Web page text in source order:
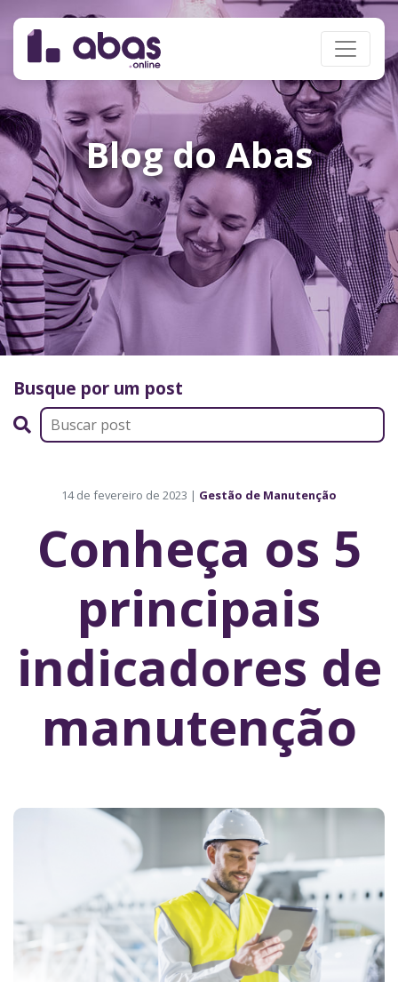
Blog do Abas
Busque por um post
14 de fevereiro de 2023 | Gestão de Manutenção
Conheça os 5
principais
indicadores de
manutenção